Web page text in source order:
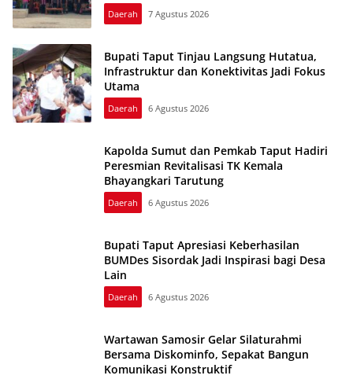
Daerah 7 Agustus 2026
Bupati Taput Tinjau Langsung Hutatua,
Infrastruktur dan Konektivitas Jadi Fokus
Utama
Daerah 6 Agustus 2026
Kapolda Sumut dan Pemkab Taput Hadiri
Peresmian Revitalisasi TK Kemala
Bhayangkari Tarutung
Daerah 6 Agustus 2026
Bupati Taput Apresiasi Keberhasilan
BUMDes Sisordak Jadi Inspirasi bagi Desa
Lain
Daerah 6 Agustus 2026
Wartawan Samosir Gelar Silaturahmi
Bersama Diskominfo, Sepakat Bangun
Komunikasi Konstruktif